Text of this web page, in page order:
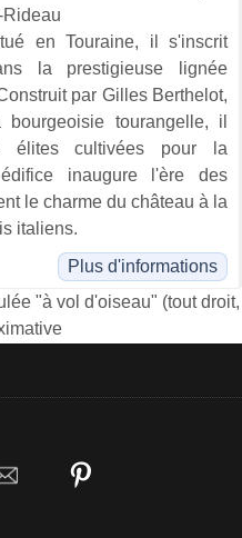
Rideau
en Touraine, il s'inscrit
la prestigieuse lignée
par Gilles Berthelot,
tourangelle, il
élites cultivées pour la
inaugure l'ère des
le charme du château à la
italiens.
Plus d'informations
"à vol d'oiseau" (tout droit,